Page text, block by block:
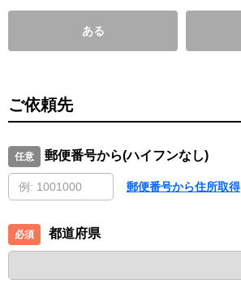
ある
ご依頼先
郵便番号から(ハイフンなし)
郵便番号から住所取得
都道府県